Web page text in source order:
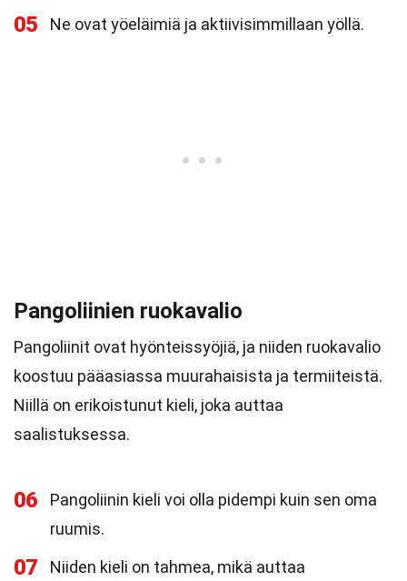
05 Ne ovat yöeläimiä ja aktiivisimmillaan yöllä.
Pangoliinien ruokavalio
Pangoliinit ovat hyönteissyöjiä, ja niiden ruokavalio
koostuu pääasiassa muurahaisista ja termiiteistä.
Niillä on erikoistunut kieli, joka auttaa
saalistuksessa.
06
Pangoliinin kieli voi olla pidempi kuin sen oma
ruumis.
07
Niiden kieli on tahmea, mikä auttaa